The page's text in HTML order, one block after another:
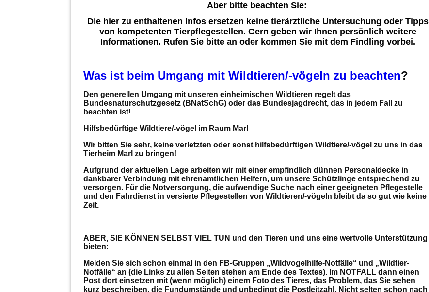
Aber bitte beachten Sie:
Die hier zu enthaltenen Infos ersetzen keine tierärztliche Untersuchung oder Tipps
von kompetenten Tierpflegestellen. Gern geben wir Ihnen persönlich weitere
Informationen. Rufen Sie bitte an oder kommen Sie mit dem Findling vorbei.
Was ist beim Umgang mit Wildtieren/-vögeln zu beachten?
Den generellen Umgang mit unseren einheimischen Wildtieren regelt das
Bundesnaturschutzgesetz (BNatSchG) oder das Bundesjagdrecht, das in jedem Fall zu
beachten ist!
Hilfsbedürftige Wildtiere/-vögel im Raum Marl
Wir bitten Sie sehr, keine verletzten oder sonst hilfsbedürftigen Wildtiere/-vögel zu uns in das
Tierheim Marl zu bringen!
Aufgrund der aktuellen Lage arbeiten wir mit einer empfindlich dünnen Personaldecke in
dankbarer Verbindung mit ehrenamtlichen Helfern, um unsere Schützlinge entsprechend zu
versorgen. Für die Notversorgung, die aufwendige Suche nach einer geeigneten Pflegestelle
und den Fahrdienst in versierte Pflegestellen von Wildtieren/-vögeln bleibt da so gut wie keine
Zeit.
ABER, SIE KÖNNEN SELBST VIEL TUN und den Tieren und uns eine wertvolle Unterstützung
bieten:
Melden Sie sich schon einmal in den FB-Gruppen „Wildvogelhilfe-Notfälle“ und „Wildtier-
Notfälle“ an (die Links zu allen Seiten stehen am Ende des Textes). Im NOTFALL dann einen
Post dort einsetzen mit (wenn möglich) einem Foto des Tieres, das Problem, das Sie sehen
kurz beschreiben, die Fundumstände und unbedingt die Postleitzahl. Nicht selten schon nach